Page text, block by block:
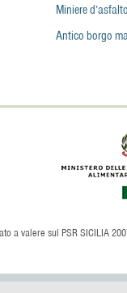
Miniere
Antico borgo
a valere sul PSR SICILIA